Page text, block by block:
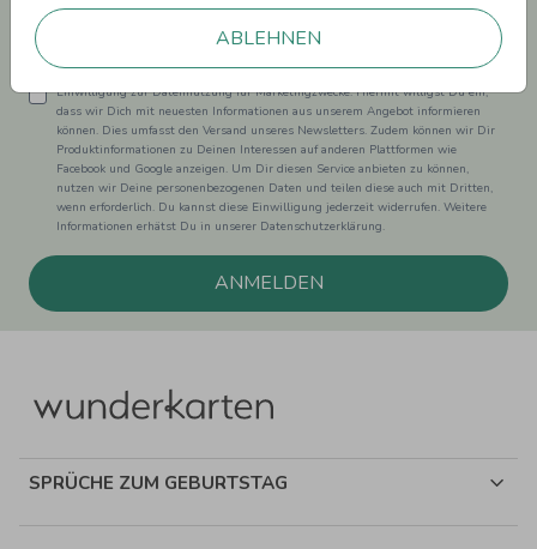
ABLEHNEN
Einwilligung zur Datennutzung für Marketingzwecke: Hiermit willigst Du ein,
dass wir Dich mit neuesten Informationen aus unserem Angebot informieren
können. Dies umfasst den Versand unseres Newsletters. Zudem können wir Dir
Produktinformationen zu Deinen Interessen auf anderen Plattformen wie
Facebook und Google anzeigen. Um Dir diesen Service anbieten zu können,
nutzen wir Deine personenbezogenen Daten und teilen diese auch mit Dritten,
wenn erforderlich. Du kannst diese Einwilligung jederzeit widerrufen. Weitere
Informationen erhätst Du in unserer Datenschutzerklärung.
ANMELDEN
SPRÜCHE ZUM GEBURTSTAG